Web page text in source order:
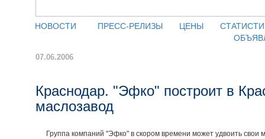
НОВОСТИ ПРЕСС-РЕЛИЗЫ ЦЕНЫ
07.06.2006
Краснодар. "Эфко" построит в
маслозавод
Группа компаний "Эфко" в скором времени может удвоить свои